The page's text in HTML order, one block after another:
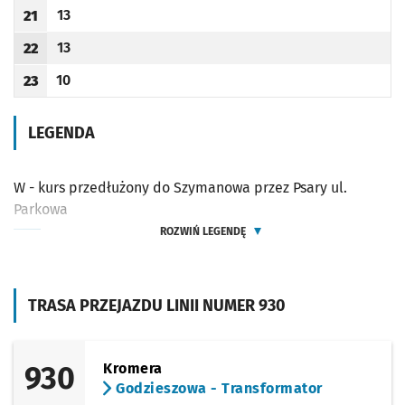
TRASA PRZEJAZDU LINII NUMER 930
930
Kromera
Godzieszowa - Transformator
Godzina odjazdu
21
Odjazd
13
minut po godzinie 21
Godzina odjazdu
22
Odjazd
13
minut po godzinie 22
Godzina odjazdu
23
Odjazd
10
minut po godzinie 23
LEGENDA
W - kurs przedłużony do Szymanowa przez Psary ul.
Parkowa
ROZWIŃ LEGENDĘ